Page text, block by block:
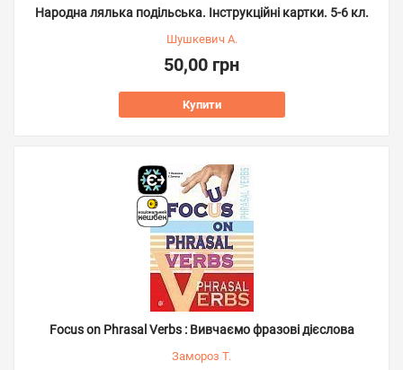
Народна лялька подільська. Інструкційні картки. 5-6 кл.
Шушкевич А.
50,00 грн
Купити
Focus on Phrasal Verbs : Вивчаємо фразові дієслова
Замороз Т.